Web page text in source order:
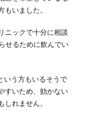
もいました。
ニックで十分に相談
せるために飲んでい
いう方もいるそうで
すいため、効かない
しれません。